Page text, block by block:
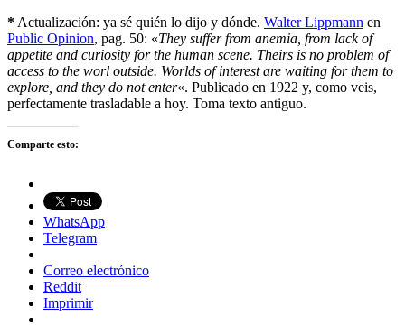
* Actualización: ya sé quién lo dijo y dónde. Walter Lippmann en
Public Opinion, pag. 50: «They suffer from anemia, from lack of
appetite and curiosity for the human scene. Theirs is no problem of
access to the worl outside. Worlds of interest are waiting for them to
explore, and they do not enter«. Publicado en 1922 y, como veis,
perfectamente trasladable a hoy. Toma texto antiguo.
Comparte esto:
WhatsApp
Telegram
Correo electrónico
Reddit
Imprimir